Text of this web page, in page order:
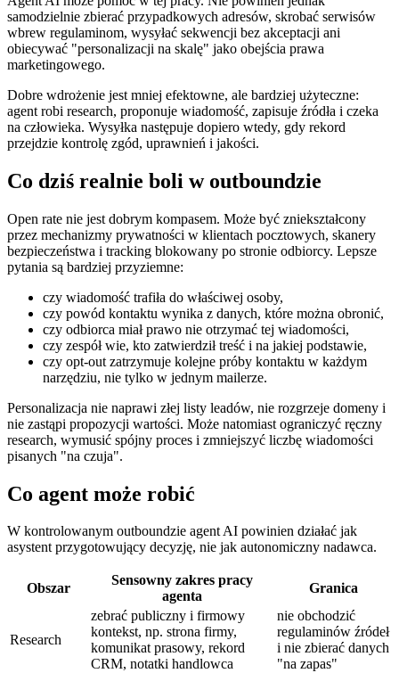
samodzielnie zbierać przypadkowych adresów, skrobać serwisów
wbrew regulaminom, wysyłać sekwencji bez akceptacji ani
obiecywać "personalizacji na skalę" jako obejścia prawa
marketingowego.
Dobre wdrożenie jest mniej efektowne, ale bardziej użyteczne:
agent robi research, proponuje wiadomość, zapisuje źródła i czeka
na człowieka. Wysyłka następuje dopiero wtedy, gdy rekord
przejdzie kontrolę zgód, uprawnień i jakości.
Co dziś realnie boli w outboundzie
Open rate nie jest dobrym kompasem. Może być zniekształcony
przez mechanizmy prywatności w klientach pocztowych, skanery
bezpieczeństwa i tracking blokowany po stronie odbiorcy. Lepsze
pytania są bardziej przyziemne:
czy wiadomość trafiła do właściwej osoby,
czy powód kontaktu wynika z danych, które można obronić,
czy odbiorca miał prawo nie otrzymać tej wiadomości,
czy zespół wie, kto zatwierdził treść i na jakiej podstawie,
czy opt-out zatrzymuje kolejne próby kontaktu w każdym
narzędziu, nie tylko w jednym mailerze.
Personalizacja nie naprawi złej listy leadów, nie rozgrzeje domeny i
nie zastąpi propozycji wartości. Może natomiast ograniczyć ręczny
research, wymusić spójny proces i zmniejszyć liczbę wiadomości
pisanych "na czuja".
Co agent może robić
W kontrolowanym outboundzie agent AI powinien działać jak
asystent przygotowujący decyzję, nie jak autonomiczny nadawca.
Obszar
Sensowny zakres pracy
agenta
Granica
Research
zebrać publiczny i firmowy
kontekst, np. strona firmy,
komunikat prasowy, rekord
CRM, notatki handlowca
nie obchodzić
regulaminów źródeł
i nie zbierać danych
"na zapas"